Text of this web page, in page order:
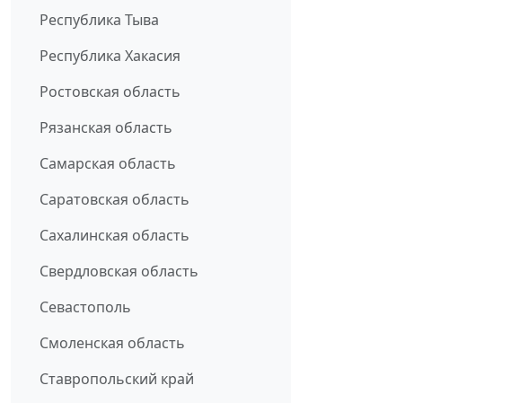
Республика Тыва
Республика Хакасия
Ростовская область
Рязанская область
Самарская область
Саратовская область
Сахалинская область
Свердловская область
Севастополь
Смоленская область
Ставропольский край